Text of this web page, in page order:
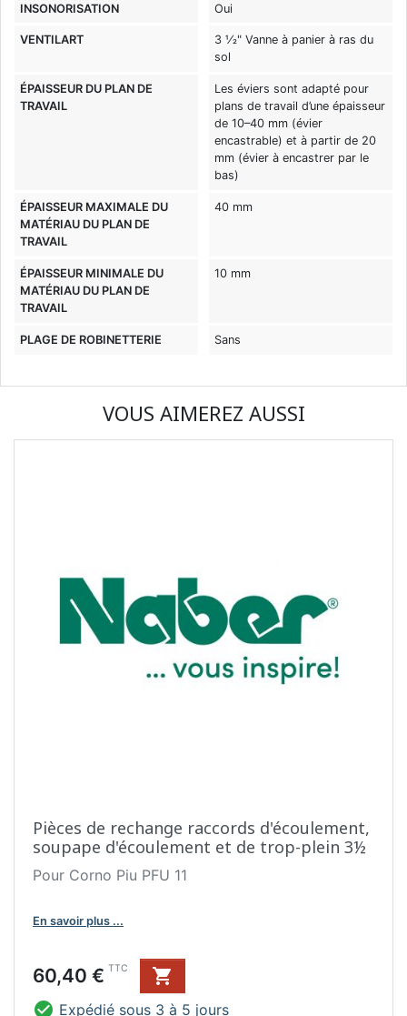
INSONORISATION Oui
VENTILART
3 1⁄2" Vanne à panier à ras du
sol
ÉPAISSEUR DU PLAN DE
TRAVAIL
Les éviers sont adapté pour
plans de travail d’une épaisseur
de 10–40 mm (évier
encastrable) et à partir de 20
mm (évier à encastrer par le
bas)
ÉPAISSEUR MAXIMALE DU
MATÉRIAU DU PLAN DE
TRAVAIL
40 mm
ÉPAISSEUR MINIMALE DU
MATÉRIAU DU PLAN DE
TRAVAIL
10 mm
PLAGE DE ROBINETTERIE Sans
VOUS AIMEREZ AUSSI
Pièces de rechange raccords d'écoulement,
soupape d'écoulement et de trop-plein 3½
Pour Corno Piu PFU 11
En savoir plus ...
Prix
60,40 € TTC

 Expédié sous 3 à 5 jours